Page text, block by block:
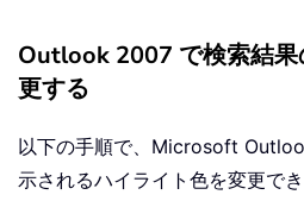
Outlook 2007 で検索結果
更する
以下の手順で、Microsoft
示されるハイライト色を変更でき